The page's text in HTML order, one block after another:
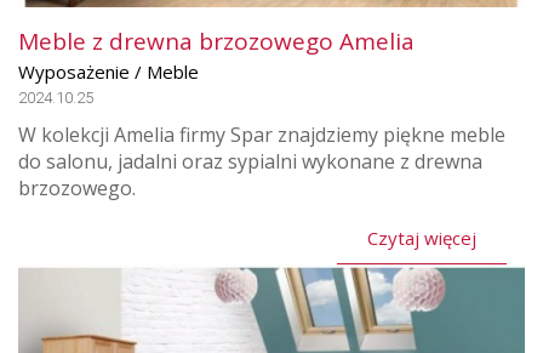
Meble z drewna brzozowego Amelia
Wyposażenie / Meble
2024.10.25
W kolekcji Amelia firmy Spar znajdziemy piękne meble
do salonu, jadalni oraz sypialni wykonane z drewna
brzozowego.
Czytaj więcej